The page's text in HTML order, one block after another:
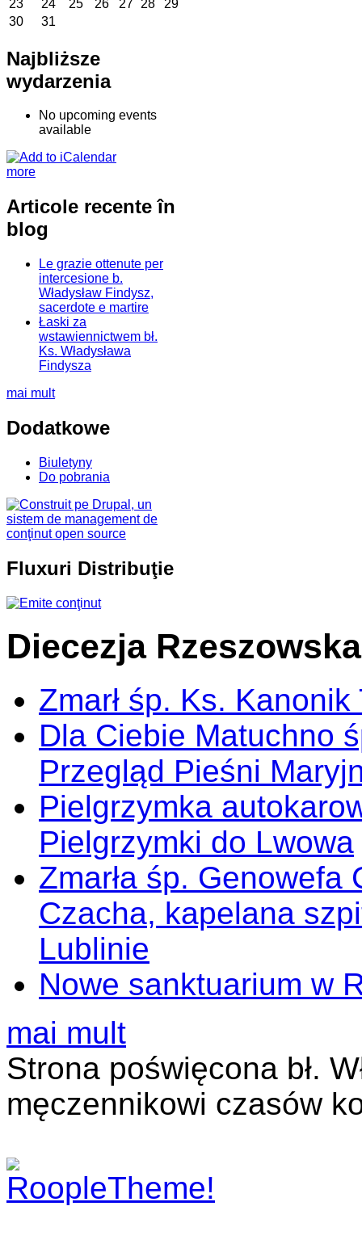
23
24 25 26 27 28
29
30
31
Najbliższe
wydarzenia
No upcoming events
available
more
Articole recente în
blog
Le grazie ottenute per
intercesione b.
Władysław Findysz,
sacerdote e martire
Łaski za
wstawiennictwem bł.
Ks. Władysława
Findysza
mai mult
Dodatkowe
Biuletyny
Do pobrania
Fluxuri Distribuţie
Diecezja Rzeszowska
Zmarł śp. Ks.
Dla Ciebie Matuchno
Przegląd Pieśni
Pielgrzymka
Pielgrzymki do Lwowa
Zmarła śp.
Czacha, kapelana
Lublinie
Nowe sanktuarium w
mai mult
Strona poświęcona bł.
męczennikowi czasów